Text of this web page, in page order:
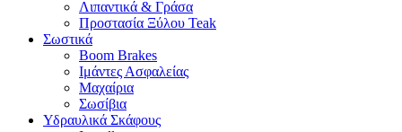
Λιπαντικά & Γράσα
Προστασία Ξύλου Teak
Σωστικά
Boom Brakes
Ιμάντες Ασφαλείας
Μαχαίρια
Σωσίβια
Υδραυλικά Σκάφους